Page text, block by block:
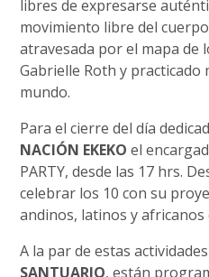
libres de expresarse
movimiento libre del
atravesada por el mapa de
Gabrielle Roth y practicado
mundo.
Para el cierre del día
NACIÓN EKEKO el
PARTY, desde las 17 hrs.
celebrar los 10 con su
andinos, latinos y africanos
A la par de estas
SANTUARIO, están